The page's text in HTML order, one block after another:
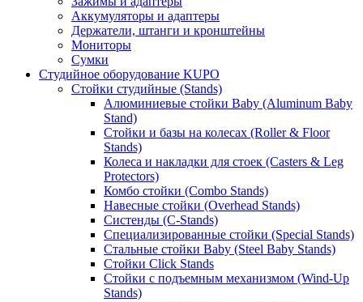
Аккумуляторы и адаптеры
Держатели, штанги и кронштейны
Мониторы
Сумки
Студийное оборудование KUPO
Стойки студийные (Stands)
Алюминиевые стойки Baby (Aluminum Baby
Stand)
Стойки и базы на колесах (Roller & Floor
Stands)
Колеса и накладки для стоек (Casters & Leg
Protectors)
Комбо стойки (Combo Stands)
Навесные стойки (Overhead Stands)
Систенды (C-Stands)
Специализированные стойки (Special Stands)
Стальные стойки Baby (Steel Baby Stands)
Стойки Click Stands
Стойки с подъемным механизмом (Wind-Up
Stands)